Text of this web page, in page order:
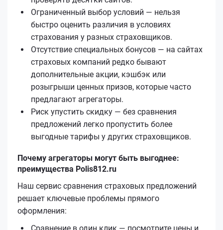
Ограниченный выбор условий — нельзя
быстро оценить различия в условиях
страхования у разных страховщиков.
Отсутствие специальных бонусов — на сайтах
страховых компаний редко бывают
дополнительные акции, кэшбэк или
розыгрыши ценных призов, которые часто
предлагают агрегаторы.
Риск упустить скидку — без сравнения
предложений легко пропустить более
выгодные тарифы у других страховщиков.
Почему агрегаторы могут быть выгоднее:
преимущества Polis812.ru
Наш сервис сравнения страховых предложений
решает ключевые проблемы прямого
оформления: